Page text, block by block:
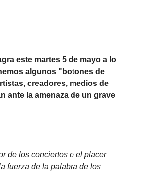
este martes 5 de mayo a lo
algunos "botones de
creadores, medios de
ante la amenaza de un grave
de los conciertos o el placer
fuerza de la palabra de los